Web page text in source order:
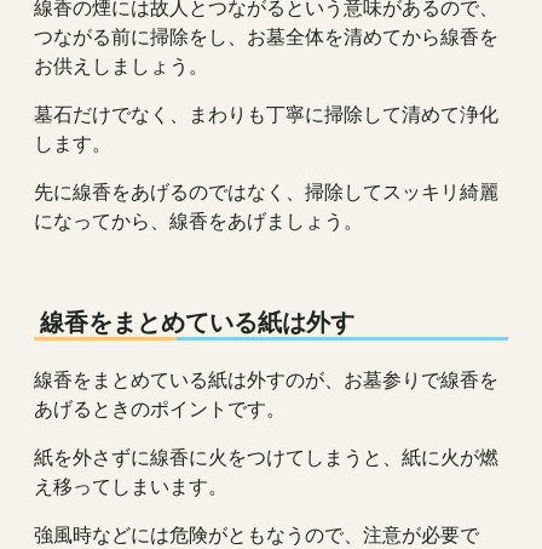
線香の煙には故人とつながるという意味があるので、
つながる前に掃除をし、お墓全体を清めてから線香を
お供えしましょう。
墓石だけでなく、まわりも丁寧に掃除して清めて浄化
します。
先に線香をあげるのではなく、掃除してスッキリ綺麗
になってから、線香をあげましょう。
線香をまとめている紙は外す
線香をまとめている紙は外すのが、お墓参りで線香を
あげるときのポイントです。
紙を外さずに線香に火をつけてしまうと、紙に火が燃
え移ってしまいます。
強風時などには危険がともなうので、注意が必要で